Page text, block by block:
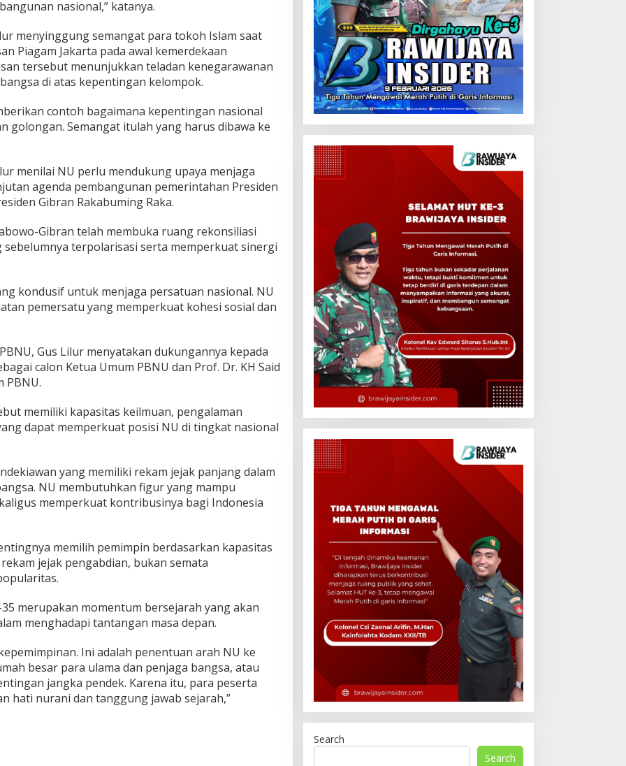
nasional,” katanya.
menyinggung semangat para tokoh Islam saat
Piagam Jakarta pada awal kemerdekaan
tersebut menunjukkan teladan kenegarawanan
di atas kepentingan kelompok.
contoh bagaimana kepentingan nasional
golongan. Semangat itulah yang harus dibawa ke
menilai NU perlu mendukung upaya menjaga
agenda pembangunan pemerintahan Presiden
Gibran Rakabuming Raka.
Gibran telah membuka ruang rekonsiliasi
terpolarisasi serta memperkuat sinergi
kondusif untuk menjaga persatuan nasional. NU
pemersatu yang memperkuat kohesi sosial dan
Gus Lilur menyatakan dukungannya kepada
calon Ketua Umum PBNU dan Prof. Dr. KH Said
PBNU.
memiliki kapasitas keilmuan, pengalaman
dapat memperkuat posisi NU di tingkat nasional
yang memiliki rekam jejak panjang dalam
NU membutuhkan figur yang mampu
memperkuat kontribusinya bagi Indonesia
memilih pemimpin berdasarkan kapasitas
jejak pengabdian, bukan semata
merupakan momentum bersejarah yang akan
menghadapi tantangan masa depan.
Ini adalah penentuan arah NU ke
besar para ulama dan penjaga bangsa, atau
jangka pendek. Karena itu, para peserta
hati nurani dan tanggung jawab sejarah,”
Search
Search